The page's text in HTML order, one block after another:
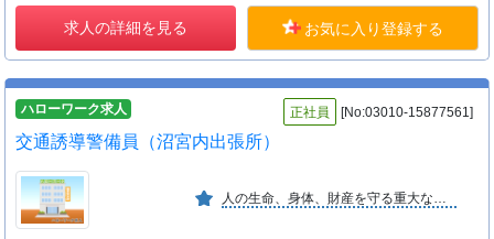
求人の詳細を見る お気に入り登録する
ハローワーク求人 正社員 [No:03010-15877561]
交通誘導警備員（沼宮内出張所）